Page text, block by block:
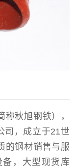
称秋旭钢铁），
司，成立于21世
的钢材销售与服
，大型现货库